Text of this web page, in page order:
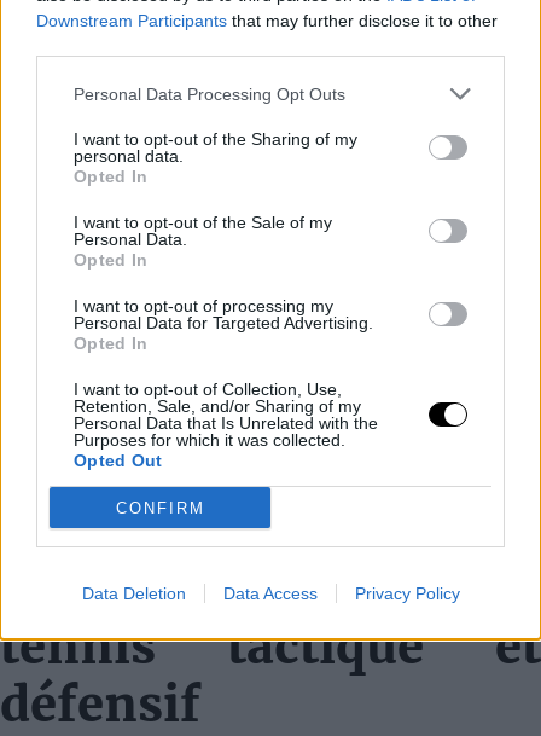
Downstream Participants that may further disclose it to other
Personal Data Processing Opt Outs
I want to opt-out of the Sharing of my
personal data.
Opted In
I want to opt-out of the Sale of my
Personal Data.
Opted In
I want to opt-out of processing my
Personal Data for Targeted Advertising.
Opted In
I want to opt-out of Collection, Use,
Retention, Sale, and/or Sharing of my
Personal Data that Is Unrelated with the
Purposes for which it was collected.
Opted Out
CONFIRM
Data Deletion Data Access Privacy Policy
: balle après balle. La Russe ne se laisse pas abattre et
reste agressive, son coup droit est incisif, mais
Chwalinska prend de plus en plus de plaisir. La situation
et l'environnement ne l'intimident pas, elle reste
concentrée sur son jeu. Schneider, habituée à jouer en
défense dans les tranchées, surmonte le choc initial et
retrouve progressivement son tennis. Les jeux
options pour chacune.
What a way to qualify for your first Grand Slam final 🤩
#RolandGarros pic.twitter.com/QsZMwVWOGL
— Roland-Garros (@rolandgarros)4 juin 2026
Maja Chwalinska et
un hommage au
tennis tactique et
défensif